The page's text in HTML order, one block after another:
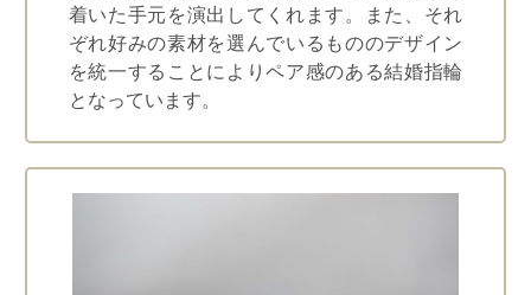
着いた手元を演出してくれます。また、それ
ぞれ好みの素材を選んでいるもののデザイン
を統一することによりペア感のある結婚指輪
となっています。